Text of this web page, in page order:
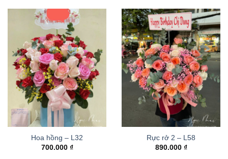
Hoa hồng – L32
700.000 ₫
Rực rở 2 – L58
890.000 ₫